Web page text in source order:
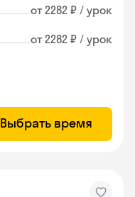
от 2282 ₽ / урок
от 2282 ₽ / урок
Выбрать время